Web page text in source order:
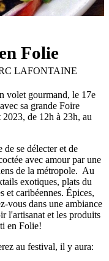
Folie
LAFONTAINE
volet gourmand, le 17e
sa grande Foire
de 12h à 23h, au
se délecter et de
avec amour par une
de la métropole. Au
exotiques, plats du
et caribéennes. Épices,
vous dans une ambiance
l'artisanat et les produits
en Folie!
au festival, il y aura: